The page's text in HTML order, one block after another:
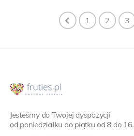
1 2 3
Jesteśmy do Twojej dyspozycji
od poniedziałku do piątku od 8 do 16.